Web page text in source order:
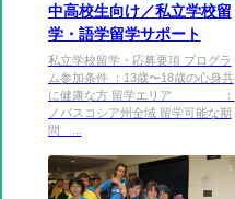
中高校生向け／私立学校留
学・語学留学サポート
私立学校留学・応募要項 プログラ
ム参加条件 ：13歳〜18歳の心身共
に健康な方 留学エリア ：
ノバスコシア州全域 留学可能な期
間 ...